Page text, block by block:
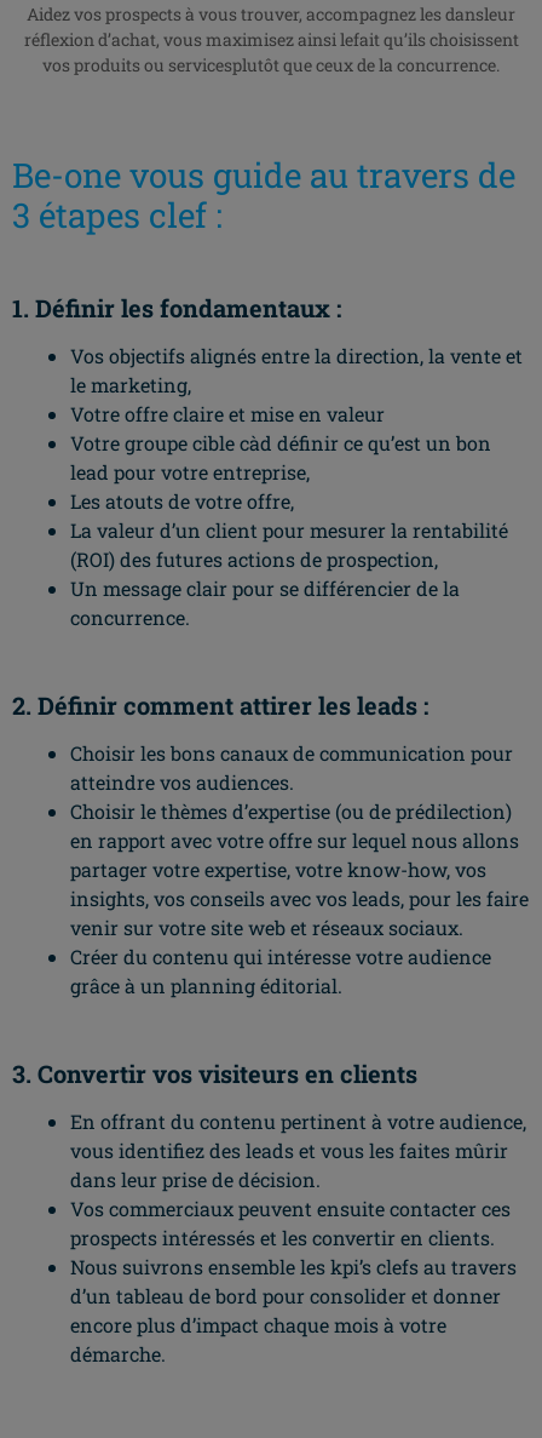
Aidez vos prospects à vous trouver, accompagnez les dansleur
réflexion d’achat, vous maximisez ainsi lefait qu’ils choisissent
vos produits ou servicesplutôt que ceux de la concurrence.
Be-one vous guide au travers de
3 étapes clef :
1. Définir les fondamentaux :
Vos objectifs alignés entre la direction, la vente et
le marketing,
Votre offre claire et mise en valeur
Votre groupe cible càd définir ce qu’est un bon
lead pour votre entreprise,
Les atouts de votre offre,
La valeur d’un client pour mesurer la rentabilité
(ROI) des futures actions de prospection,
Un message clair pour se différencier de la
concurrence.
2. Définir comment attirer les leads :
Choisir les bons canaux de communication pour
atteindre vos audiences.
Choisir le thèmes d’expertise (ou de prédilection)
en rapport avec votre offre sur lequel nous allons
partager votre expertise, votre know-how, vos
insights, vos conseils avec vos leads, pour les faire
venir sur votre site web et réseaux sociaux.
Créer du contenu qui intéresse votre audience
grâce à un planning éditorial.
3. Convertir vos visiteurs en clients
En offrant du contenu pertinent à votre audience,
vous identifiez des leads et vous les faites mûrir
dans leur prise de décision.
Vos commerciaux peuvent ensuite contacter ces
prospects intéressés et les convertir en clients.
Nous suivrons ensemble les kpi’s clefs au travers
d’un tableau de bord pour consolider et donner
encore plus d’impact chaque mois à votre
démarche.